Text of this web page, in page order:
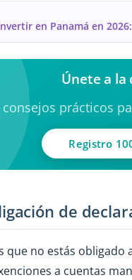
en Panamá en
Únete a la
consejos prácticos
Registro
de
que no estás
a cuentas